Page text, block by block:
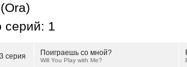
(Ora)
серий: 1
серия Поиграешь со мной?
Will You Play with Me?